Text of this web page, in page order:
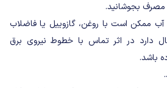
مصرف بجوشانید.
آب ممکن است با روغن، گازوییل یا فاضلاب
دارد در اثر تماس با خطوط نیروی برق
باشد.